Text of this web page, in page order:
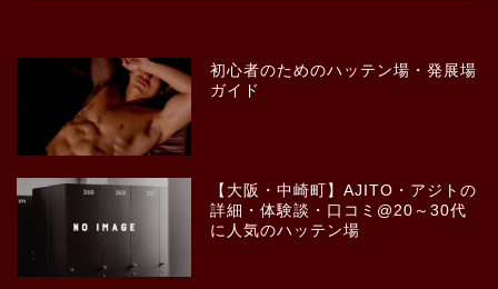
初心者のためのハッテン場・発展場
ガイド
【大阪・中崎町】AJITO・アジトの
詳細・体験談・口コミ@20～30代
に人気のハッテン場